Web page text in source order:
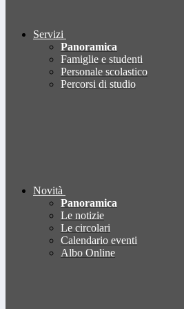
Servizi
Panoramica
Famiglie e studenti
Personale scolastico
Percorsi di studio
Novità
Panoramica
Le notizie
Le circolari
Calendario eventi
Albo Online